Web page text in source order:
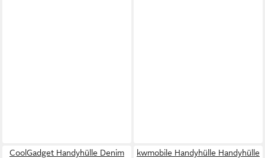
CoolGadget Handyhülle Denim
kwmobile Handyhülle Handyhülle